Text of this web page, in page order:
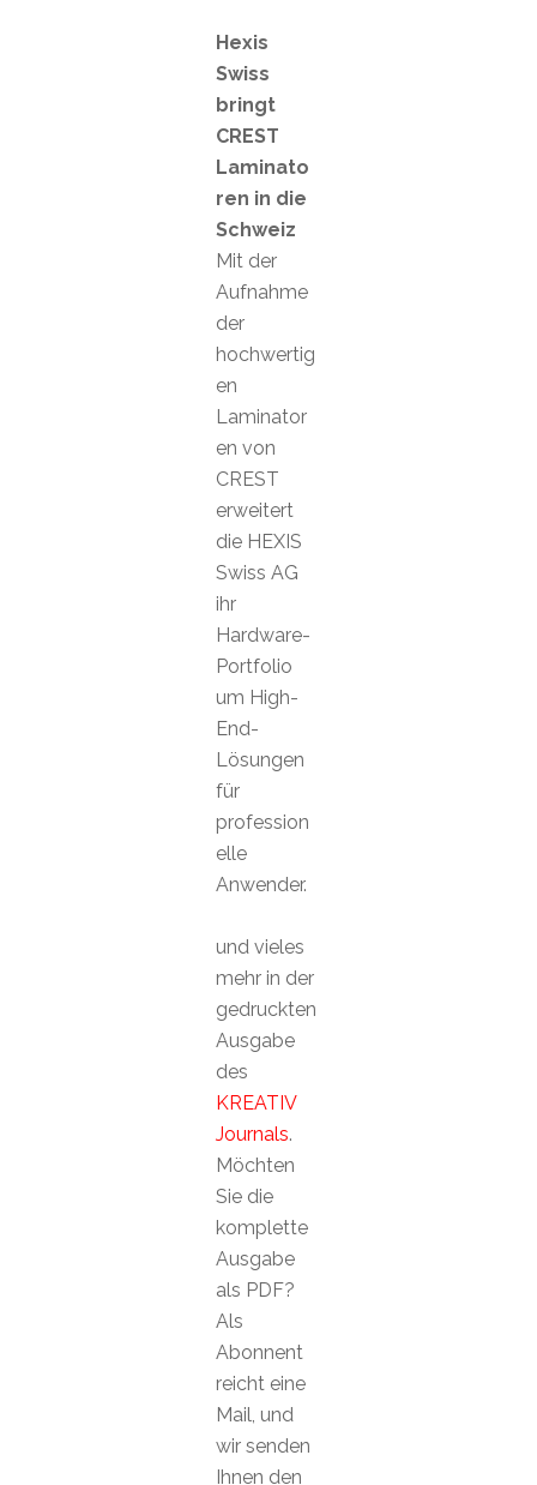
Hexis
Swiss
bringt
CREST
Laminato
ren in die
Schweiz
Mit der
Aufnahme
der
hochwertig
en
Laminator
en von
CREST
erweitert
die HEXIS
Swiss AG
ihr
Hardware-
Portfolio
um High-
End-
Lösungen
für
profession
elle
Anwender.
und vieles
mehr in der
gedruckten
Ausgabe
des
KREATIV
Journals.
Möchten
Sie die
komplette
Ausgabe
als PDF?
Als
Abonnent
reicht eine
Mail, und
wir senden
Ihnen den